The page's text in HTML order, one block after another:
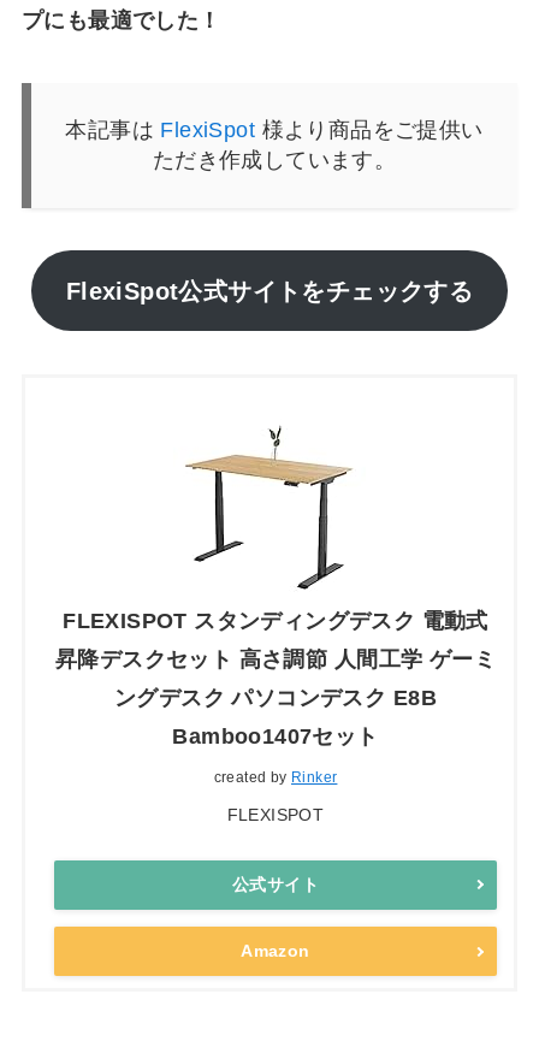
プにも最適でした！
本記事は FlexiSpot 様より商品をご提供い
ただき作成しています。
FlexiSpot公式サイトをチェックする
FLEXISPOT スタンディングデスク 電動式
昇降デスクセット 高さ調節 人間工学 ゲーミ
ングデスク パソコンデスク E8B
Bamboo1407セット
created by Rinker
FLEXISPOT
公式サイト
Amazon